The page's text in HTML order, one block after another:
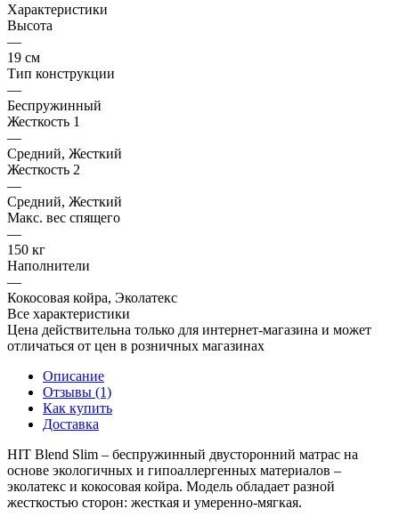
Характеристики
Высота
—
19 см
Тип конструкции
—
Беспружинный
Жесткость 1
—
Средний, Жесткий
Жесткость 2
—
Средний, Жесткий
Макс. вес спящего
—
150 кг
Наполнители
—
Кокосовая койра, Эколатекс
Все характеристики
Цена действительна только для интернет-магазина и может
отличаться от цен в розничных магазинах
Описание
Отзывы (1)
Как купить
Доставка
HIT Blend Slim – беспружинный двусторонний матрас на
основе экологичных и гипоаллергенных материалов –
эколатекс и кокосовая койра. Модель обладает разной
жесткостью сторон: жесткая и умеренно-мягкая.